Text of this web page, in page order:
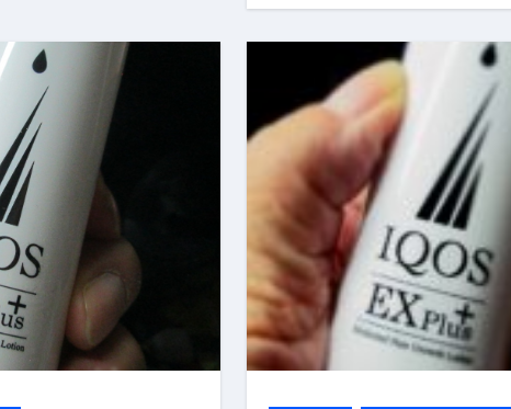
金】3時間で5万円稼ぐセルフバックの全貌！危険回避と安全な
騰】爆上がりしたビットコインに695万円も投資してる営業
た借金を返さなくていい場合ってありますか？#Shorts
】もう営業電話は怖くない！初心者でも成果を出す電話の仕方は
ランス・個人事業主におすすめの資金調達4選
産中に絶対にしてはダメなこと7選
産にまつわるよくある勘違い4選#Shorts